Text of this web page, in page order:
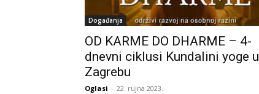
Događanja
OD KARME DO DHARME – 4-
dnevni ciklusi Kundalini yoge u
Zagrebu
Oglasi - 22. rujna 2023.